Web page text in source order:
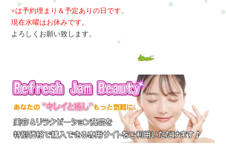
×は予約埋まり＆予定ありの日です。
現在水曜はお休みです。
よろしくお願い致します。